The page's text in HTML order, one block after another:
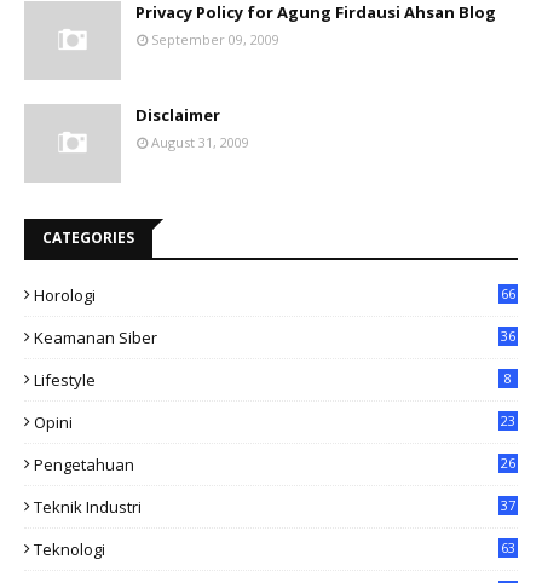
Privacy Policy for Agung Firdausi Ahsan Blog
September 09, 2009
Disclaimer
August 31, 2009
CATEGORIES
Horologi 66
Keamanan Siber 36
Lifestyle 8
Opini 23
Pengetahuan 26
Teknik Industri 37
Teknologi 63